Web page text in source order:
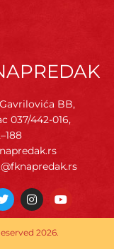
BB,
037/442-016,
T
w
i
t
t
I
n
s
t
a
Y
o
u
2026.